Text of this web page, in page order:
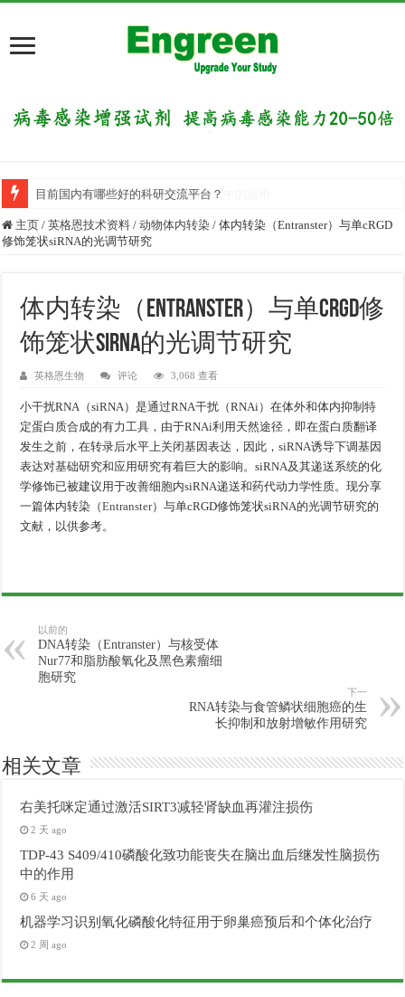
目前国内有哪些好的科研交流平台？
主页 / 英格恩技术资料 / 动物体内转染 / 体内转染（Entranster）与单cRGD
修饰笼状siRNA的光调节研究
体内转染（Entranster）与单cRGD修
饰笼状siRNA的光调节研究
英格恩生物 评论 3,068 查看
小干扰RNA（siRNA）是通过RNA干扰（RNAi）在体外和体内抑制特
定蛋白质合成的有力工具，由于RNAi利用天然途径，即在蛋白质翻译
发生之前，在转录后水平上关闭基因表达，因此，siRNA诱导下调基因
表达对基础研究和应用研究有着巨大的影响。siRNA及其递送系统的化
学修饰已被建议用于改善细胞内siRNA递送和药代动力学性质。现分享
一篇体内转染（Entranster）与单cRGD修饰笼状siRNA的光调节研究的
文献，以供参考。
以前的
DNA转染（Entranster）与核受体
Nur77和脂肪酸氧化及黑色素瘤细
胞研究
下一
RNA转染与食管鳞状细胞癌的生
长抑制和放射增敏作用研究
相关文章
右美托咪定通过激活SIRT3减轻肾缺血再灌注损伤
2 天 ago
TDP-43 S409/410磷酸化致功能丧失在脑出血后继发性脑损伤
中的作用
6 天 ago
机器学习识别氧化磷酸化特征用于卵巢癌预后和个体化治疗
2 周 ago